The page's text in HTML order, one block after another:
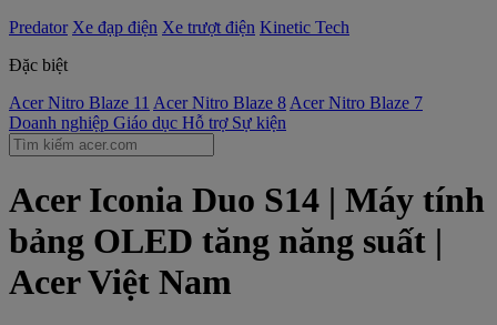
Predator Xe đạp điện Xe trượt điện Kinetic Tech
Đặc biệt
Acer Nitro Blaze 11 Acer Nitro Blaze 8 Acer Nitro Blaze 7
Doanh nghiệp Giáo dục Hỗ trợ Sự kiện
Acer Iconia Duo S14 | Máy tính
bảng OLED tăng năng suất |
Acer Việt Nam